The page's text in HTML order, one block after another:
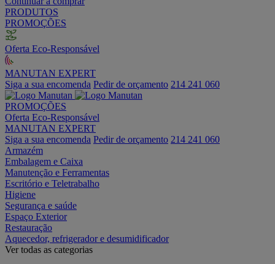
PRODUTOS
PROMOÇÕES
Oferta Eco-Responsável
MANUTAN EXPERT
Siga a sua encomenda Pedir de orçamento 214 241 060
PROMOÇÕES
Oferta Eco-Responsável
MANUTAN EXPERT
Siga a sua encomenda Pedir de orçamento 214 241 060
Armazém
Embalagem e Caixa
Manutenção e Ferramentas
Escritório e Teletrabalho
Higiene
Segurança e saúde
Espaço Exterior
Restauração
Aquecedor, refrigerador e desumidificador
Ver todas as categorias